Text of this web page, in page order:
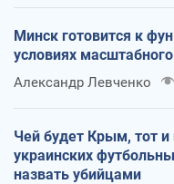
Минск готовится к
условиях
Александр Левченко
Чей будет Крым, тот и
украинских
назвать убийцами